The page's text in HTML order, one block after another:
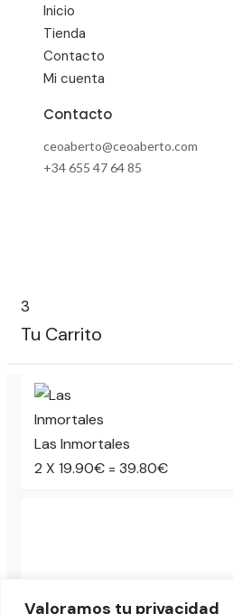
Valoramos tu privacidad
Inicio
Tienda
Contacto
Mi cuenta
Contacto
ceoaberto@ceoaberto.com
+34 655 47 64 85
3
Tu Carrito
Las Inmortales
2 X 19.90€ = 39.80€